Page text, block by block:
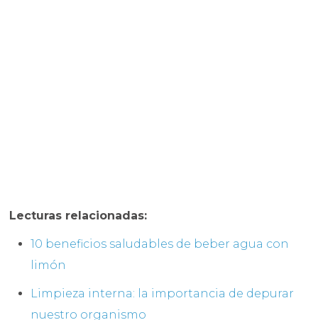
Lecturas relacionadas:
10 beneficios saludables de beber agua con
limón
Limpieza interna: la importancia de depurar
nuestro organismo